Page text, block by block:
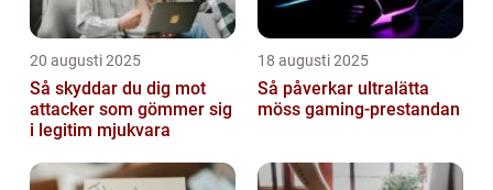
20 augusti 2025
Så skyddar du dig mot
attacker som gömmer sig
i legitim mjukvara
18 augusti 2025
Så påverkar ultralätta
möss gaming-prestandan